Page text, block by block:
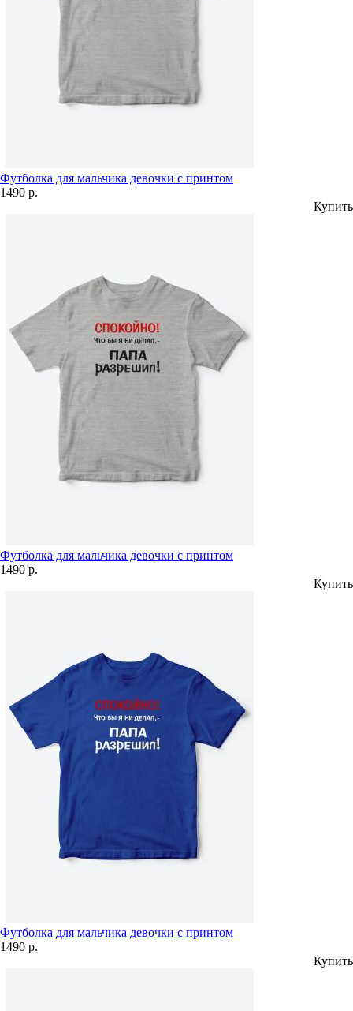
Футболка для мальчика девочки с принтом
1490 р.
Купить
Футболка для мальчика девочки с принтом
1490 р.
Купить
Футболка для мальчика девочки с принтом
1490 р.
Купить